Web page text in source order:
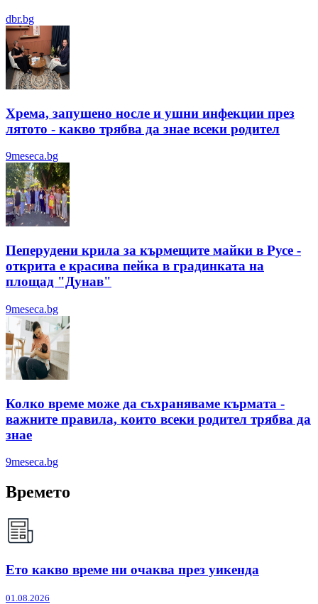
dbr.bg
Хрема, запушено носле и ушни инфекции през
лятотo - какво трябва да знае всеки родител
9meseca.bg
Пеперудени крила за кърмещите майки в Русе -
открита е красива пейка в градинката на
площад "Дунав"
9meseca.bg
Колко време може да съхраняваме кърмата -
важните правила, които всеки родител трябва да
знае
9meseca.bg
Времето
Ето какво време ни очаква през уикенда
01.08.2026